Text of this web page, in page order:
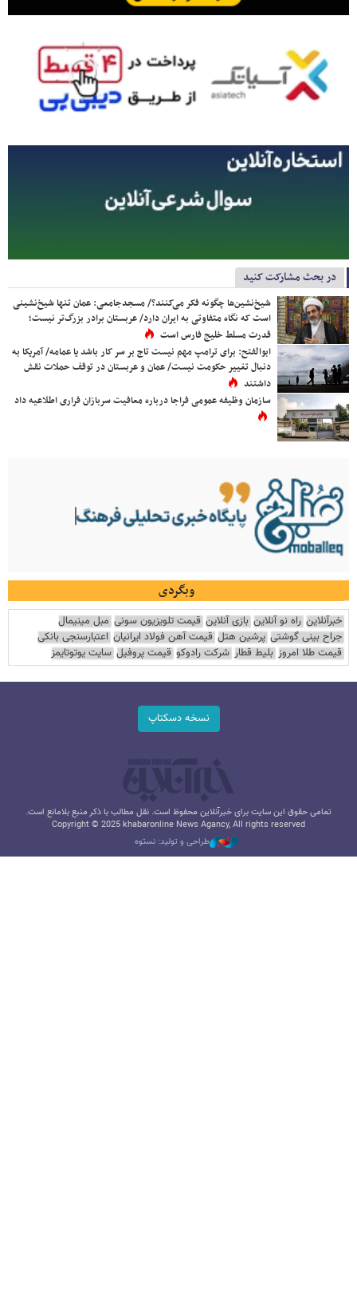
در بحث مشارکت کنید
شیخ‌نشین‌ها چگونه فکر می‌کنند؟/ مسجدجامعی: عمان تنها شیخ‌نشینی
است که نگاه متفاوتی به ایران دارد/ عربستان برادر بزرگ‌تر نیست؛
قدرت مسلط خلیج فارس است
ابوالفتح: برای ترامپ مهم نیست تاج بر سر کار باشد یا عمامه/ آمریکا به
دنبال تغییر حکومت نیست/ عمان و عربستان در توقف حملات نقش
داشتند
سازمان وظیفه عمومی فراجا درباره معافیت سربازان فراری اطلاعیه داد
وبگردی
خبرآنلاین راه نو آنلاین بازی آنلاین قیمت تلویزیون سونی مبل مینیمال
جراح بینی گوشتی پرشین هتل قیمت آهن فولاد ایرانیان اعتبارسنجی بانکی
قیمت طلا امروز بلیط قطار شرکت رادوکو قیمت پروفیل سایت یوتوتایمز
نسخه دسکتاپ
تمامی حقوق این سایت برای خبرآنلاین محفوظ است. نقل مطالب با ذکر منبع بلامانع است.
Copyright © 2025 khabaronline News Agancy, All rights reserved
طراحی و تولید: نستوه